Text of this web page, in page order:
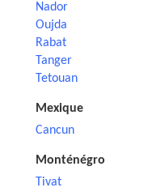
Nador
Oujda
Rabat
Tanger
Tetouan
Mexique
Cancun
Monténégro
Tivat